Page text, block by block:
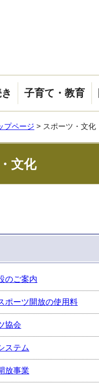
子育て・教育
プページ > スポーツ・文化
文化
のご案内
ポーツ開放の使用料
協会
ステム
放事業